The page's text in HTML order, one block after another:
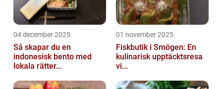
04 december 2025
Så skapar du en
indonesisk bento med
lokala rätter...
01 november 2025
Fiskbutik i Smögen: En
kulinarisk upptäcktsresa
vi...